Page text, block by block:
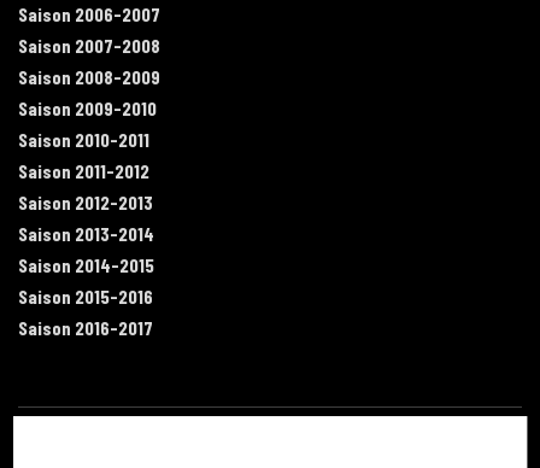
Saison 2006-2007
Saison 2007-2008
Saison 2008-2009
Saison 2009-2010
Saison 2010-2011
Saison 2011-2012
Saison 2012-2013
Saison 2013-2014
Saison 2014-2015
Saison 2015-2016
Saison 2016-2017